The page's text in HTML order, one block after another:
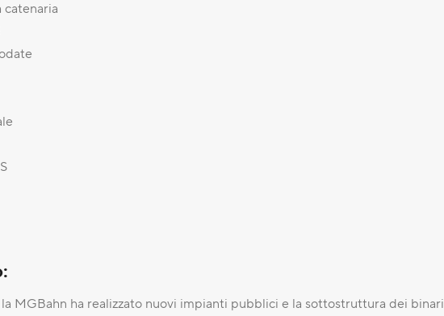
MGBahn ha realizzato nuovi impianti pubblici e la sottostruttura dei binari